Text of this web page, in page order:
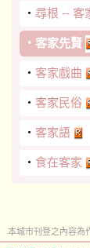
‧ 尋根 -- 客
‧ 客家先賢
‧ 客家戲曲
‧ 客家民俗
‧ 客家語
‧ 食在客家
本城市刊登之內容為